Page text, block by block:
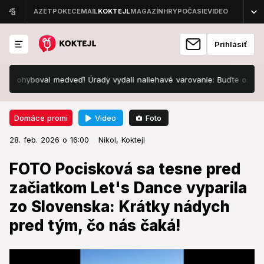
Prihlásiť
medveď! Úrady vydali naliehavé varovanie: Buďte ostražití!
Domáce promi Video Foto
28. feb. 2026 o 16:00 Nikol, Koktejl
FOTO Pocisková sa tesne pred
začiatkom Let's Dance vyparila
zo Slovenska: Krátky nádych
pred tým, čo nás čaká!
Domáce promi 28. feb. 2026 o 16:00
FOTO Pocisková sa tesne pred
začiatkom Let's Dance vyparila zo
Slovenska: Krátky nádych pred
tým, čo nás čaká!
Veľmi to potrebovala.